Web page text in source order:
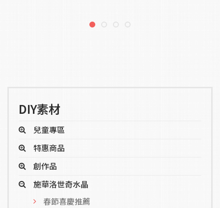
DIY素材
兒童專區
特惠商品
創作品
施華洛世奇水晶
春節喜慶推薦